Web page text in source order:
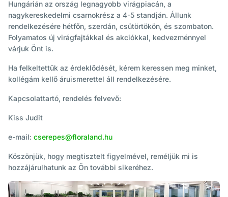
Hungárián az ország legnagyobb virágpiacán, a
nagykereskedelmi csarnokrész a 4-5 standján. Állunk
rendelkezésére hétfőn, szerdán, csütörtökön, és szombaton.
Folyamatos új virágfajtákkal és akciókkal, kedvezménnyel
várjuk Önt is.
Ha felkeltettük az érdeklődését, kérem keressen meg minket,
kollégám kellő áruismerettel áll rendelkezésére.
Kapcsolattartó, rendelés felvevő:
Kiss Judit
e-mail: cserepes@floraland.hu
Köszönjük, hogy megtisztelt figyelmével, reméljük mi is
hozzájárulhatunk az Ön további sikeréhez.